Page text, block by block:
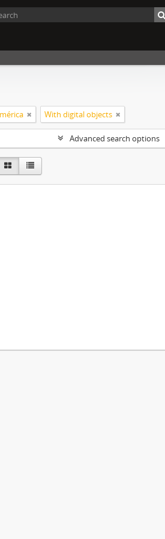
With digital objects
Advanced search options